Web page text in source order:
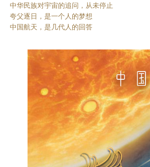
中华民族对宇宙的追问，从未停止
夸父逐日，是一个人的梦想
中国航天，是几代人的回答